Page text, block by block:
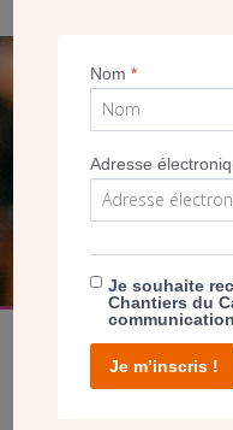
SEUL VOTRE
NOUS PERMET
Nom*
Adresse
Je souhaite
Chantiers du
Je m’inscris !